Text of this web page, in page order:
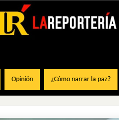
Opinión ¿Cómo narrar la paz?